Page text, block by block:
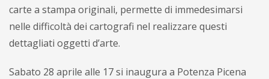
carte a stampa originali, permette di immedesimarsi
nelle difficoltà dei cartografi nel realizzare questi
dettagliati oggetti d’arte.
Sabato 28 aprile alle 17 si inaugura a Potenza Picena